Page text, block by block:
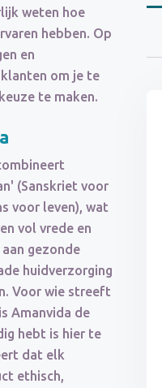
weten hoe
hebben. Op
en
om je te
te maken.
(Sanskriet voor
voor leven), wat
vol vrede en
gezonde
huidverzorging
Voor wie streeft
Amanvida de
hebt is hier te
dat elk
ethisch,